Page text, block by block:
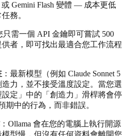
Gemini Flash 變體 — 成本更低
務。
只需一個 API 金鑰即可嘗試 500
者，即可找出最適合您工作流程
：最新模型（例如 Claude Sonnet 5
力，並不接受溫度設定。當您選
定」中的「創造力」滑桿將會停
中的行為，而非錯誤。
：Ollama 會在您的電腦上執行開源